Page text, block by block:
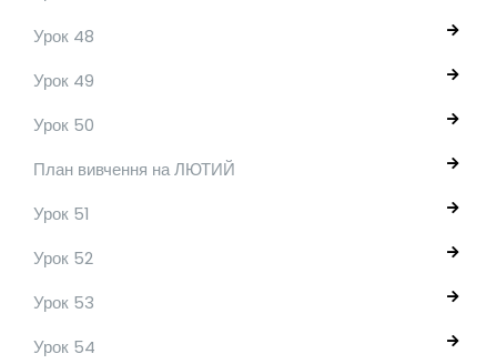
Урок 48
Урок 49
Урок 50
План вивчення на ЛЮТИЙ
Урок 51
Урок 52
Урок 53
Урок 54